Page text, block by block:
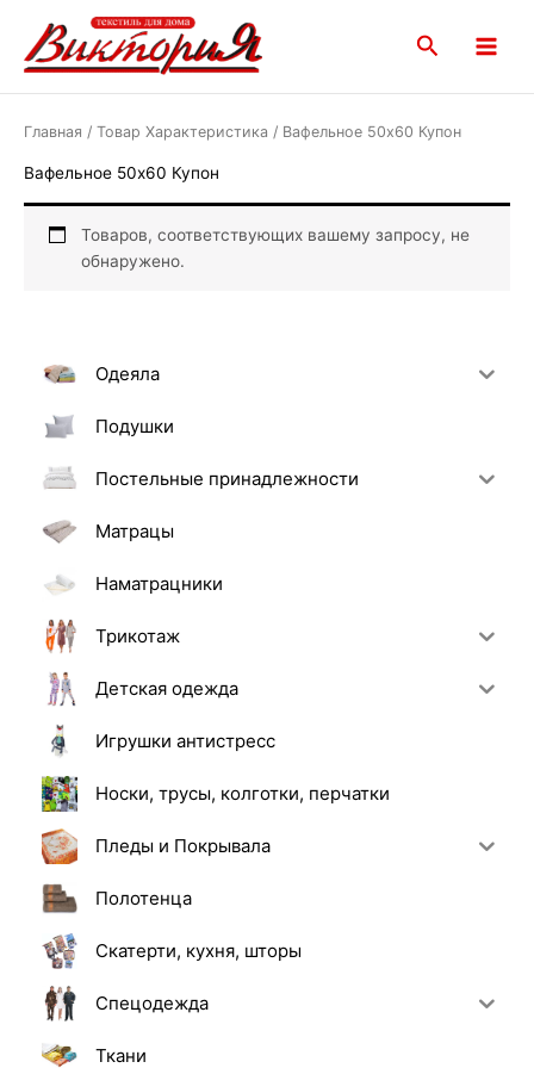
содержимому
Поиск
Menu
Одеяла
Подушки
Постельные принадлежности
Матрацы
Наматрацники
Трикотаж
Детская одежда
Игрушки антистресс
Носки, трусы, колготки, перчатки
Пледы и Покрывала
Полотенца
Скатерти, кухня, шторы
Спецодежда
Ткани
Главная / Товар Характеристика / Вафельное 50х60 Купон
Вафельное 50х60 Купон
Товаров, соответствующих вашему запросу, не
обнаружено.